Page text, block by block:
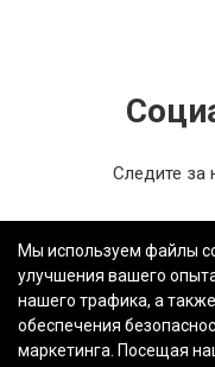
Следите за
ООО «ФЕРСТ МАСТЕР»
Мы используем файлы
улучшения вашего
нашего трафика, а
обеспечения
маркетинга. Посещая